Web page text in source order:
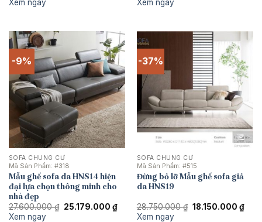
Xem ngay Xem ngay
-9%
SOFA CHUNG CƯ
Mã Sản Phẩm: #318
Mẫu ghế sofa da HNS14 hiện
đại lựa chọn thông minh cho
nhà đẹp
27.600.000₫ Giá
25.179.000 ₫Giá
hiện
Xem ngay
-37%
SOFA CHUNG CƯ
Mã Sản Phẩm: #515
Đừng bỏ lỡ Mẫu ghế sofa giả
da HNS19
28.750.000₫ Giá
18.150.000 ₫Giá
hiện
Xem ngay